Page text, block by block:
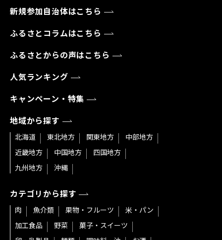
新規参加自治体はこちら
ふるさとコラムはこちら
ふるさとからの声はこちら
人気ランキング
キャンペーン・特集
地域から探す
北海道 東北地方 関東地方
中部地方
近畿地方
中国地方
四国地方
九州地方
沖縄
カテゴリから探す
肉 魚介類 果物・フルーツ
米・パン
加工食品
野菜
菓子・スイーツ